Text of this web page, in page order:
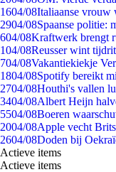
1604/08Italiaanse vrouw
2904/08Spaanse politie:
604/08Kraftwerk brengt
104/08Reusser wint
704/08Vakantiekiekje
1804/08Spotify bereikt
2704/08Houthi's vallen
3404/08Albert Heijn
5504/08Boeren
2004/08Apple vecht
2604/08Doden bij
Actieve items
Actieve items